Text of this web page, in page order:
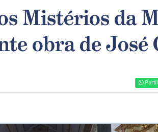
Mistérios da
obra de José